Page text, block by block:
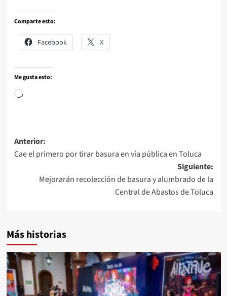
Comparte esto:
Facebook X
Me gusta esto:
Anterior:
Cae el primero por tirar basura en vía pública en Toluca
Siguiente:
Mejorarán recolección de basura y alumbrado de la
Central de Abastos de Toluca
Más historias